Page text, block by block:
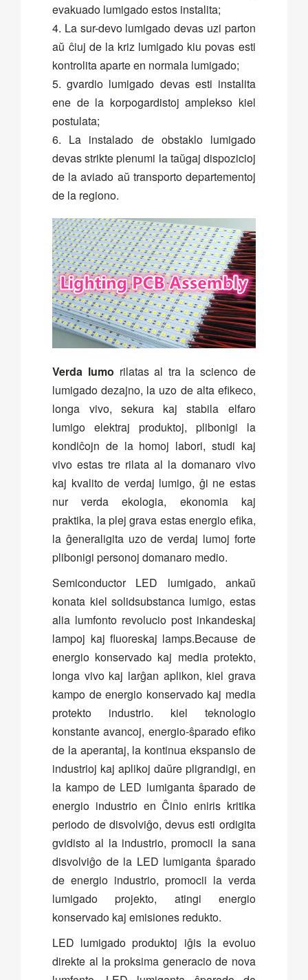
evakuado lumigado estos instalita;
4. La sur-devo lumigado devas uzi parton
aŭ ĉiuj de la kriz lumigado kiu povas esti
kontrolita aparte en normala lumigado;
5. gvardio lumigado devas esti instalita
ene de la korpogardistoj amplekso kiel
postulata;
6. La instalado de obstaklo lumigado
devas strikte plenumi la taŭgaj dispozicioj
de la aviado aŭ transporto departementoj
de la regiono.
Verda lumo rilatas al tra la scienco de
lumigado dezajno, la uzo de alta efikeco,
longa vivo, sekura kaj stabila elfaro
lumigo elektraj produktoj, plibonigi la
kondiĉojn de la homoj labori, studi kaj
vivo estas tre rilata al la domanaro vivo
kaj kvalito de verdaj lumigo, ĝi ne estas
nur verda ekologia, ekonomia kaj
praktika, la plej grava estas energio efika,
la ĝeneraligita uzo de verdaj lumoj forte
plibonigi personoj domanaro medio.
Semiconductor LED lumigado, ankaŭ
konata kiel solidsubstanca lumigo, estas
alia lumfonto revolucio post inkandeskaj
lampoj kaj fluoreskaj lamps.Because de
energio konservado kaj media protekto,
longa vivo kaj larĝan aplikon, kiel grava
kampo de energio konservado kaj media
protekto industrio. kiel teknologio
konstante avancoj, energio-ŝparado efiko
de la aperantaj, la kontinua ekspansio de
industrioj kaj aplikoj daŭre pligrandigi, en
la kampo de LED lumiganta ŝparado de
energio industrio en Ĉinio eniris kritika
periodo de disvolviĝo, devus esti ordigita
gvidisto al la industrio, promocii la sana
disvolviĝo de la LED lumiganta ŝparado
de energio industrio, promocii la verda
lumigado projekto, atingi energio
konservado kaj emisiones redukto.
LED lumigado produktoj iĝis la evoluo
direkte al la proksima generacio de nova